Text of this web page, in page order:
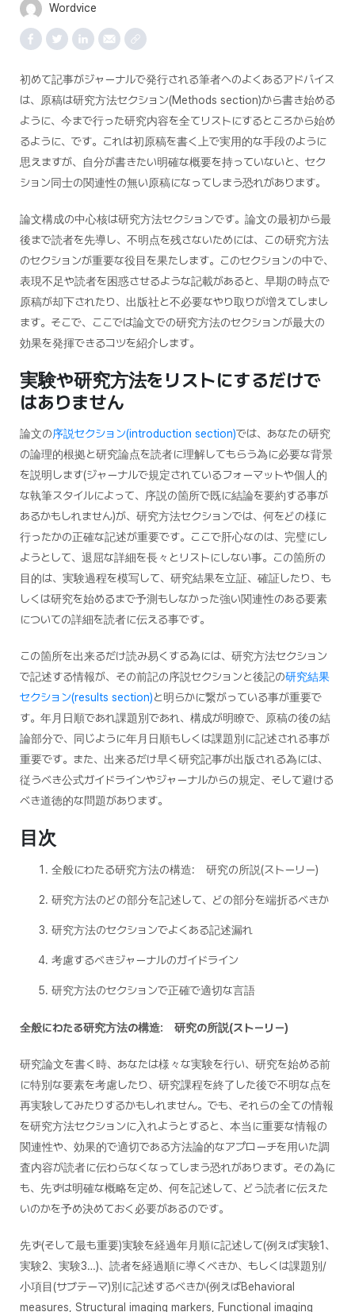
Wordvice
初めて記事がジャーナルで発行される筆者へのよくあるアドバイス
は、原稿は研究方法セクション(Methods section)から書き始める
ように、今まで行った研究内容を全てリストにするところから始め
るように、です。これは初原稿を書く上で実用的な手段のように
思えますが、自分が書きたい明確な概要を持っていないと、セク
ション同士の関連性の無い原稿になってしまう恐れがあります。
論文構成の中心核は研究方法セクションです。論文の最初から最
後まで読者を先導し、不明点を残さないためには、この研究方法
のセクションが重要な役目を果たします。このセクションの中で、
表現不足や読者を困惑させるような記載があると、早期の時点で
原稿が却下されたり、出版社と不必要なやり取りが増えてしまし
ます。そこで、ここでは論文での研究方法のセクションが最大の
効果を発揮できるコツを紹介します。
実験や研究方法をリストにするだけで
はありません
論文の序説セクション(introduction section)では、あなたの研究
の論理的根拠と研究論点を読者に理解してもらう為に必要な背景
を説明します(ジャーナルで規定されているフォーマットや個人的
な執筆スタイルによって、序説の箇所で既に結論を要約する事が
あるかもしれません)が、研究方法セクションでは、何をどの様に
行ったかの正確な記述が重要です。ここで肝心なのは、完璧にし
ようとして、退屈な詳細を長々とリストにしない事。この箇所の
目的は、実験過程を模写して、研究結果を立証、確証したり、も
しくは研究を始めるまで予測もしなかった強い関連性のある要素
についての詳細を読者に伝える事です。
この箇所を出来るだけ読み易くする為には、研究方法セクション
で記述する情報が、その前記の序説セクションと後記の研究結果
セクション(results section)と明らかに繋がっている事が重要で
す。年月日順であれ課題別であれ、構成が明瞭で、原稿の後の結
論部分で、同じように年月日順もしくは課題別に記述される事が
重要です。また、出来るだけ早く研究記事が出版される為には、
従うべき公式ガイドラインやジャーナルからの規定、そして避ける
べき道徳的な問題があります。
目次
全般にわたる研究方法の構造: 研究の所説(ストーリー)
研究方法のどの部分を記述して、どの部分を端折るべきか
研究方法のセクションでよくある記述漏れ
考慮するべきジャーナルのガイドライン
研究方法のセクションで正確で適切な言語
全般にわたる研究方法の構造: 研究の所説(ストーリー)
研究論文を書く時、あなたは様々な実験を行い、研究を始める前
に特別な要素を考慮したり、研究課程を終了した後で不明な点を
再実験してみたりするかもしれません。でも、それらの全ての情報
を研究方法セクションに入れようとすると、本当に重要な情報の
関連性や、効果的で適切である方法論的なアプローチを用いた調
査内容が読者に伝わらなくなってしまう恐れがあります。その為に
も、先ずは明確な概略を定め、何を記述して、どう読者に伝えた
いのかを予め決めておく必要があるのです。
先ず(そして最も重要)実験を経過年月順に記述して(例えば実験1、
実験2、実験3…)、読者を経過順に導くべきか、もしくは課題別/
小項目(サブテーマ)別に記述するべきか(例えばBehavioral
measures, Structural imaging markers, Functional imaging